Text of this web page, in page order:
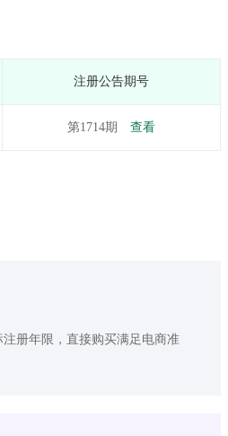
注册公告期号
第1714期 查看
册年限，直接购买满足电商准